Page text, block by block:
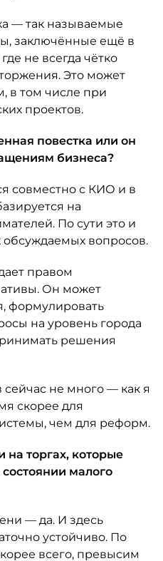
— так называемые
заключённые ещё в
не всегда чётко
Это может
в том числе при
проектов.
повестка или он
бизнеса?
совместно с КИО и в
на
По сути это и
обсуждаемых вопросов.
правом
Он может
формулировать
на уровень города
решения
не много — как я
скорее для
чем для реформ.
на торгах, которые
состоянии малого
— да. И здесь
устойчиво. По
всего, превысим